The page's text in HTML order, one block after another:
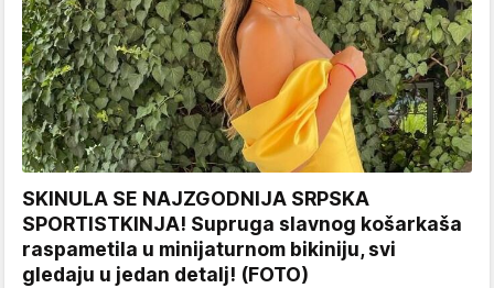
SKINULA SE NAJZGODNIJA SRPSKA
SPORTISTKINJA! Supruga slavnog košarkaša
raspametila u minijaturnom bikiniju, svi
gledaju u jedan detalj! (FOTO)